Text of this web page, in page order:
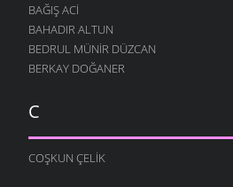
BAĞIŞ ACI
BAHADIR ALTUN
BEDRUL MÜNIR DÜZCAN
BERKAY DOĞANER
C
COŞKUN ÇELIK